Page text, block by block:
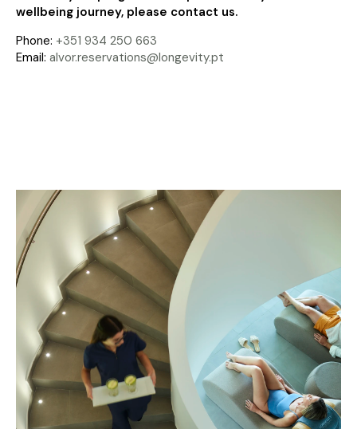
wellbeing journey, please contact us.
Phone: +351 934 250 663
Email: alvor.reservations@longevity.pt